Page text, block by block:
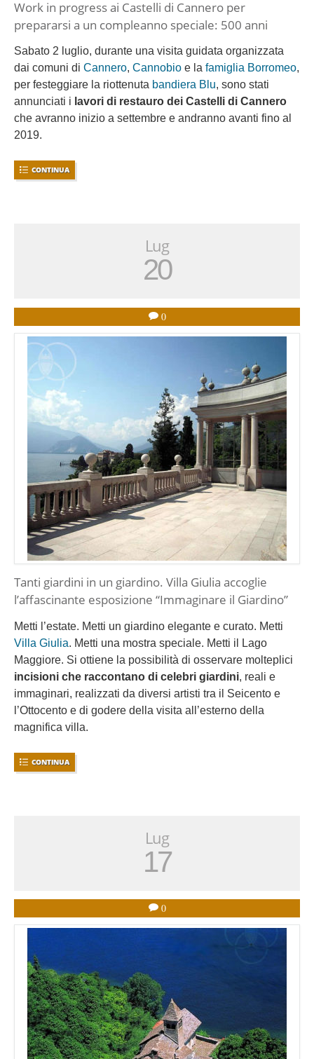
Work in progress ai Castelli di Cannero per
prepararsi a un compleanno speciale: 500 anni
Sabato 2 luglio, durante una visita guidata organizzata
dai comuni di Cannero, Cannobio e la famiglia Borromeo,
per festeggiare la riottenuta bandiera Blu, sono stati
annunciati i lavori di restauro dei Castelli di Cannero
che avranno inizio a settembre e andranno avanti fino al
2019.
CONTINUA
Lug
20
0
Tanti giardini in un giardino. Villa Giulia accoglie
l’affascinante esposizione “Immaginare il Giardino”
Metti l’estate. Metti un giardino elegante e curato. Metti
Villa Giulia. Metti una mostra speciale. Metti il Lago
Maggiore. Si ottiene la possibilità di osservare molteplici
incisioni che raccontano di celebri giardini, reali e
immaginari, realizzati da diversi artisti tra il Seicento e
l’Ottocento e di godere della visita all’esterno della
magnifica villa.
CONTINUA
Lug
17
0